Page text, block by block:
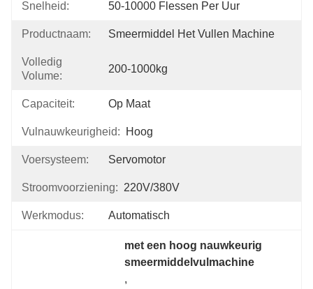
Snelheid: 50-10000 Flessen Per Uur
Productnaam: Smeermiddel Het Vullen Machine
Volledig
Volume:
200-1000kg
Capaciteit: Op Maat
Vulnauwkeurigheid: Hoog
Voersysteem: Servomotor
Stroomvoorziening: 220V/380V
Werkmodus: Automatisch
met een hoog nauwkeurig
smeermiddelvulmachine
,